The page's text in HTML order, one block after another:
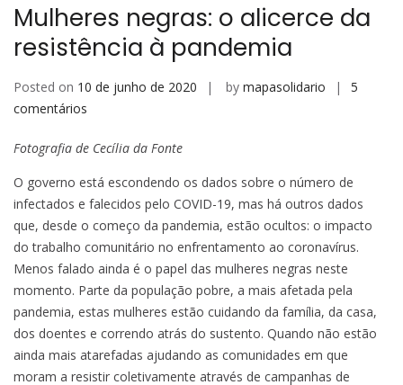
Mulheres negras: o alicerce da
resistência à pandemia
Posted on 10 de junho de 2020 by mapasolidario
5
comentários
negras:
resistência
Fotografia de Cecília da Fonte
O governo está escondendo os dados sobre o número de
infectados e falecidos pelo COVID-19, mas há outros dados
que, desde o começo da pandemia, estão ocultos: o impacto
do trabalho comunitário no enfrentamento ao coronavírus.
Menos falado ainda é o papel das mulheres negras neste
momento. Parte da população pobre, a mais afetada pela
pandemia, estas mulheres estão cuidando da família, da casa,
dos doentes e correndo atrás do sustento. Quando não estão
ainda mais atarefadas ajudando as comunidades em que
moram a resistir coletivamente através de campanhas de